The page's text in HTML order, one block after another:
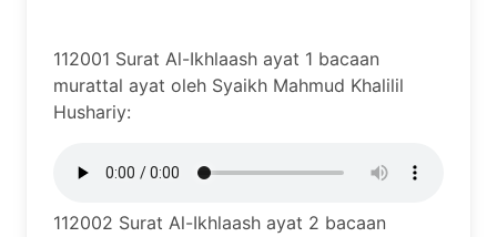
112001 Surat Al-Ikhlaash ayat 1 bacaan
murattal ayat oleh Syaikh Mahmud Khalilil
Hushariy:
112002 Surat Al-Ikhlaash ayat 2 bacaan